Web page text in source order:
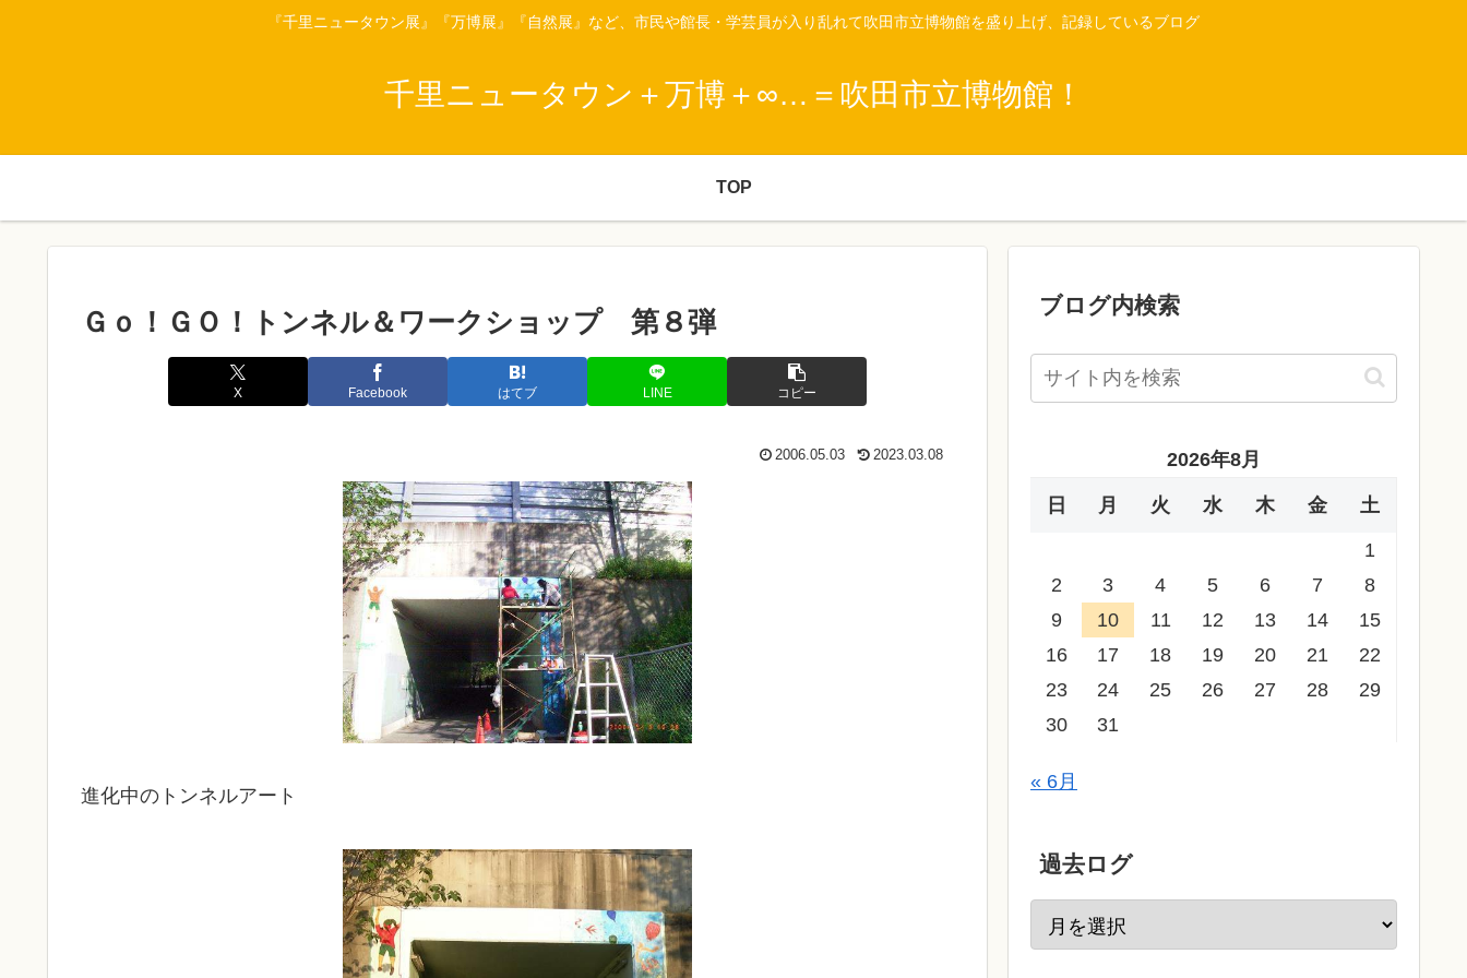
『千里ニュータウン展』『万博展』『自然展』など、市民や館長・学芸員が入り乱れて吹田市立博物館を盛り上げ、記録しているブログ
千里ニュータウン＋万博＋∞…＝吹田市立博物館！
TOP
Ｇｏ！ＧＯ！トンネル＆ワークショップ 第８弾
X Facebook はてブ LINE コピー
2006.05.03 2023.03.08
進化中のトンネルアート
ブログ内検索
2026年8月
日 月 火 水 木 金 土
1
2
3 4 5 6 7
8
9
10 11 12 13 14
15
16
17 18 19 20 21
22
23
24 25 26 27 28
29
30
31
« 6月
過去ログ